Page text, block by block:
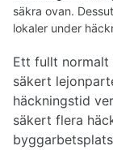
säkra ovan.
lokaler under
Ett fullt normalt
säkert
häckningstid
säkert flera